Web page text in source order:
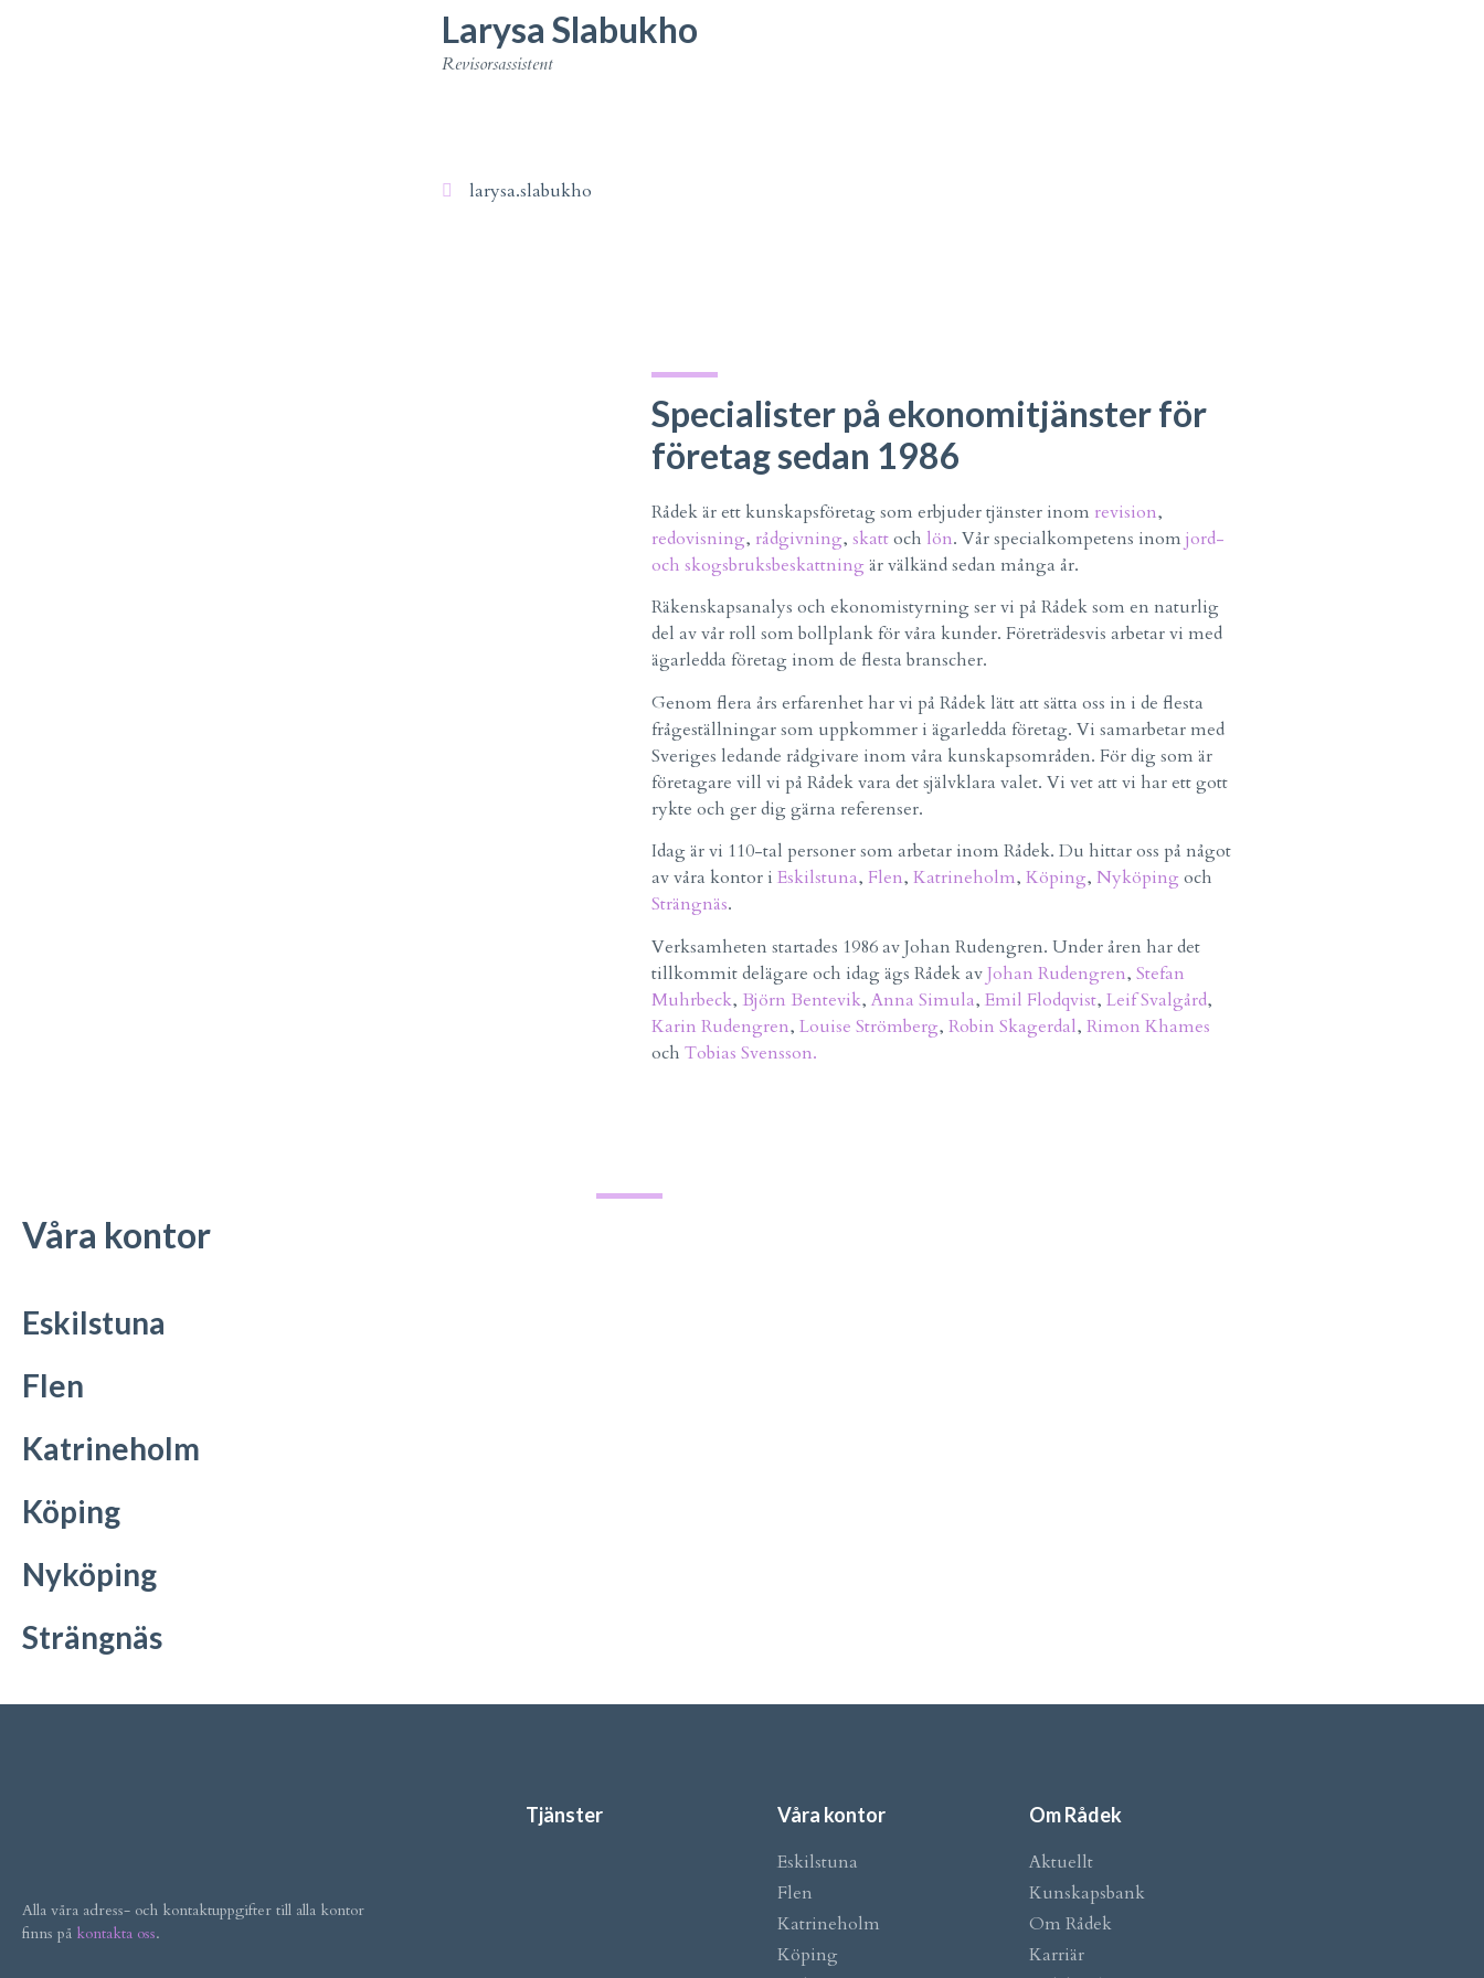
Larysa Slabukho
Revisorsassistent
larysa.slabukho
Specialister på ekonomitjänster för
företag sedan 1986
Rådek är ett kunskapsföretag som erbjuder tjänster inom revision,
redovisning, rådgivning, skattoch lön. Vår specialkompetens inom jord-
och skogsbruksbeskattningär välkänd sedan många år.
Räkenskapsanalys och ekonomistyrning ser vi på Rådek som en naturlig
del av vår roll som bollplank för våra kunder. Företrädesvis arbetar vi med
ägarledda företag inom de flesta branscher.
Genom flera års erfarenhet har vi på Rådek lätt att sätta oss in i de flesta
frågeställningar som uppkommer i ägarledda företag. Vi samarbetar med
Sveriges ledande rådgivare inom våra kunskapsområden. För dig som är
företagare vill vi på Rådek vara det självklara valet. Vi vet att vi har ett gott
rykte och ger dig gärna referenser.
Idag är vi 110-tal personer som arbetar inom Rådek. Du hittar oss på något
av våra kontor i Eskilstuna, Flen, Katrineholm, Köping, Nyköpingoch
Strängnäs.
Verksamheten startades 1986 av Johan Rudengren. Under åren har det
tillkommit delägare och idag ägs Rådek avJohan Rudengren, Stefan
Muhrbeck, Björn Bentevik, Anna Simula, Emil Flodqvist, Leif Svalgård,
Karin Rudengren, Louise Strömberg, Robin Skagerdal, Rimon Khames
och Tobias Svensson.
Våra kontor
Eskilstuna
Flen
Katrineholm
Köping
Nyköping
Strängnäs
Alla våra adress- och kontaktuppgifter till alla kontor
finns på kontakta oss.
Tjänster
Våra kontor
Eskilstuna
Flen
Katrineholm
Köping
Om Rådek
Aktuellt
Kunskapsbank
Om Rådek
Karriär